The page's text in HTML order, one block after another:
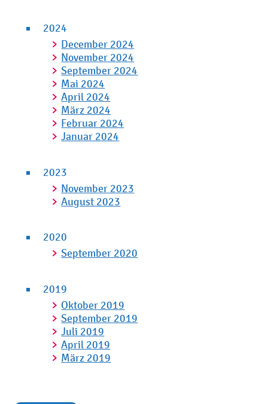
2024
December 2024
November 2024
September 2024
Mai 2024
April 2024
März 2024
Februar 2024
Januar 2024
2023
November 2023
August 2023
2020
September 2020
2019
Oktober 2019
September 2019
Juli 2019
April 2019
März 2019